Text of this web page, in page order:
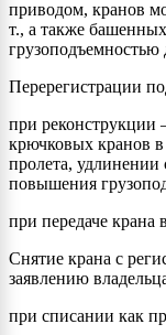
приводом, кранов
т., а также
грузоподъемностью
Перерегистрации
при реконструкции
крючковых кранов
пролета, удлинении
повышения
при передаче крана
Снятие крана с
заявлению
при списании как